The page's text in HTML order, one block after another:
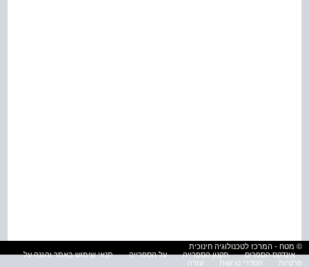
© מטח - המרכז לטכנולוגיה חינוכית
אינדקס הספרים
תקנון הספרייה על הספרייה
תנאי שימוש באתר והגנה על
פרטיות
הסדרי נגישות עזרה